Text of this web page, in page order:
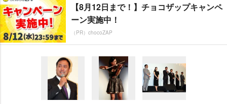
【8月12日まで！】チョコザップキャンペ
ーン実施中！
（PR）chocoZAP